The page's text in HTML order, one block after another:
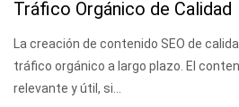
Tráfico Orgánico de Calidad
La creación de contenido SEO de
tráfico orgánico a largo plazo. El
relevante y útil, si...